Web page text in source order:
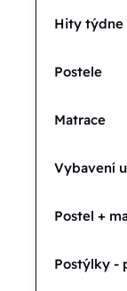
Hity týdne
Postele
Matrace
Vybavení
Postel +
Postýlky -